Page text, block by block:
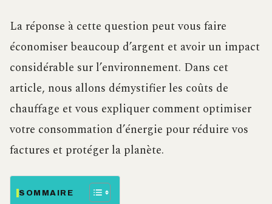
La réponse à cette question peut vous faire
économiser beaucoup d’argent et avoir un impact
considérable sur l’environnement. Dans cet
article, nous allons démystifier les coûts de
chauffage et vous expliquer comment optimiser
votre consommation d’énergie pour réduire vos
factures et protéger la planète.
SOMMAIRE